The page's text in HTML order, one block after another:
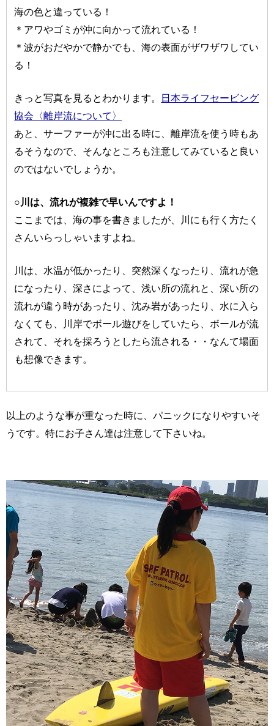
海の色と違っている！
＊アワやゴミが沖に向かって流れている！
＊波がおだやかで静かでも、海の表面がザワザワしてい
る！
きっと写真を見るとわかります。 日本ライフセービング
協会〈離岸流について〉
あと、サーファーが沖に出る時に、離岸流を使う時もあ
るそうなので、そんなところも注意してみていると良い
のではないでしょうか。
○川は、流れが複雑で早いんですよ！
ここまでは、海の事を書きましたが、川にも行く方たく
さんいらっしゃいますよね。
川は、水温が低かったり、突然深くなったり、流れが急
になったり、深さによって、浅い所の流れと、深い所の
流れが違う時があったり、沈み岩があったり、水に入ら
なくても、川岸でボール遊びをしていたら、ボールが流
されて、それを採ろうとしたら流される・・なんて場面
も想像できます。
以上のような事が重なった時に、パニックになりやすいそ
うです。特にお子さん達は注意して下さいね。